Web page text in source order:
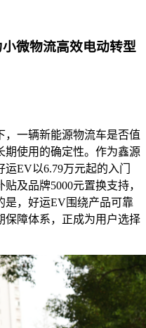
微物流高效电动转型
，一辆新能源物流车是否值
期使用的确定性。作为鑫源
EV以6.79万元起的入门
及品牌5000元置换支持，
是，好运EV围绕产品可靠
保障体系，正成为用户选择